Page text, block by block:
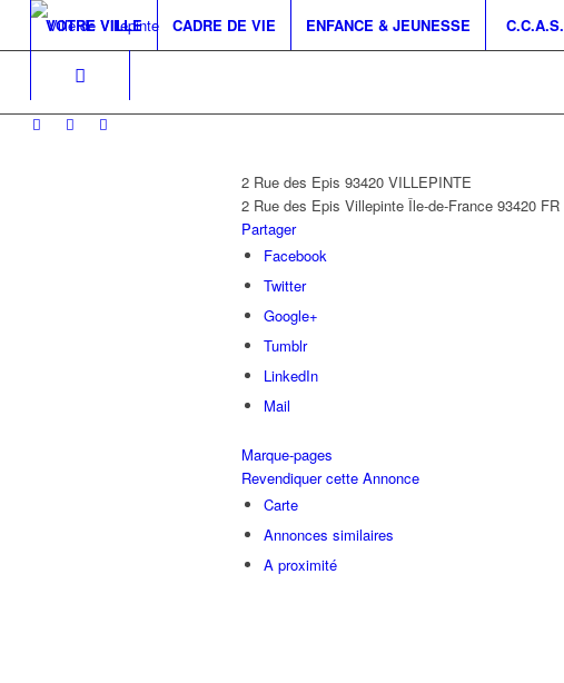
VOTRE VILLE CADRE DE VIE ENFANCE & JEUNESSE C.C.A.S.
2 Rue des Epis 93420 VILLEPINTE
2 Rue des Epis Villepinte Île-de-France 93420 FR
Partager
Facebook
Twitter
Google+
Tumblr
LinkedIn
Mail
Marque-pages
Revendiquer cette Annonce
Carte
Annonces similaires
A proximité